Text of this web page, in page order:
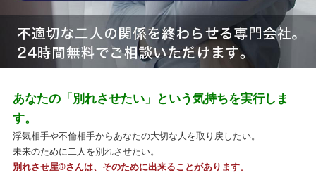
あなたの「別れさせたい」という気持ちを実行しま
す。
浮気相手や不倫相手からあなたの大切な人を取り戻したい。
未来のために二人を別れさせたい。
別れさせ屋®さんは、そのために出来ることがあります。